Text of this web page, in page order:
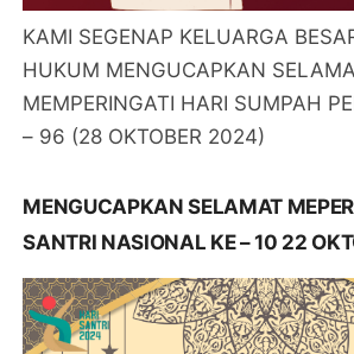
KAMI SEGENAP KELUARGA
HUKUM MENGUCAPKAN
MEMPERINGATI HARI SUMPAH
– 96 (28 OKTOBER 2024)
MENGUCAPKAN SELAMAT
SANTRI NASIONAL KE – 10 22